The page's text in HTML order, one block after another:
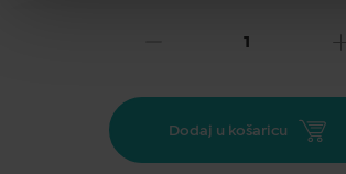
NC zadnjih 30 dana:
Akcija vrijedi do: 31.08.2026.Dodaj u košaricu